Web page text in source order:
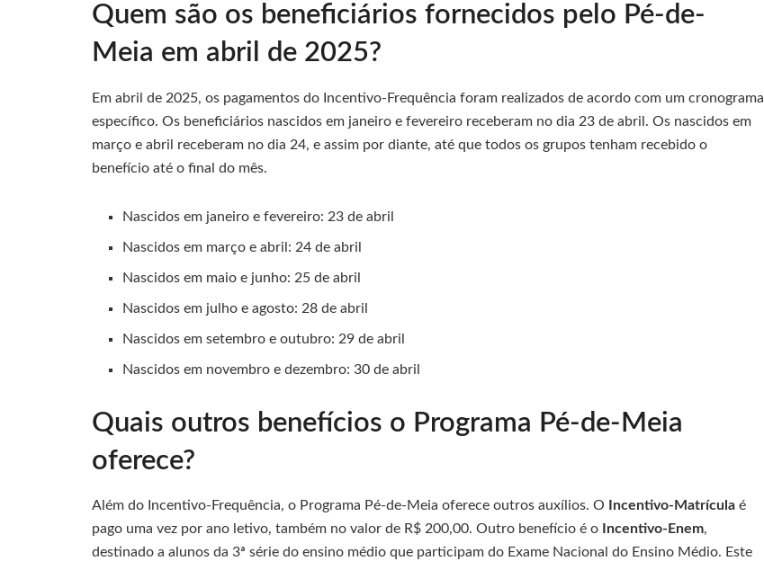
Quem são os beneficiários fornecidos pelo Pé-de-
Meia em abril de 2025?
Em abril de 2025, os pagamentos do Incentivo-Frequência foram realizados de acordo com um cronograma
específico. Os beneficiários nascidos em janeiro e fevereiro receberam no dia 23 de abril. Os nascidos em
março e abril receberam no dia 24, e assim por diante, até que todos os grupos tenham recebido o
benefício até o final do mês.
Nascidos em janeiro e fevereiro: 23 de abril
Nascidos em março e abril: 24 de abril
Nascidos em maio e junho: 25 de abril
Nascidos em julho e agosto: 28 de abril
Nascidos em setembro e outubro: 29 de abril
Nascidos em novembro e dezembro: 30 de abril
Quais outros benefícios o Programa Pé-de-Meia
oferece?
Além do Incentivo-Frequência, o Programa Pé-de-Meia oferece outros auxílios. O Incentivo-Matrícula é
pago uma vez por ano letivo, também no valor de R$ 200,00. Outro benefício é o
Incentivo-Enem,
destinado a alunos da 3ª série do ensino médio que participam do Exame Nacional do Ensino Médio. Este